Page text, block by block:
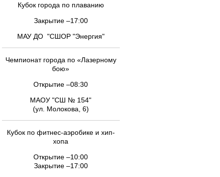
Кубок города по плаванию
Закрытие –17:00
МАУ ДО "СШОР "Энергия"
Чемпионат города по «Лазерному
бою»
Открытие –08:30
МАОУ "СШ № 154"
(ул. Молокова, 6)
Кубок по фитнес-аэробике и хип-
хопа
Открытие –10:00
Закрытие –17:00